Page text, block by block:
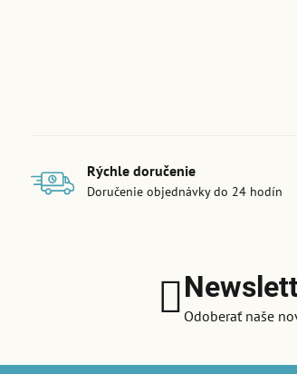
Rýchle doručenie
Doručenie objednávky do 24 hodín
Odoberať naše